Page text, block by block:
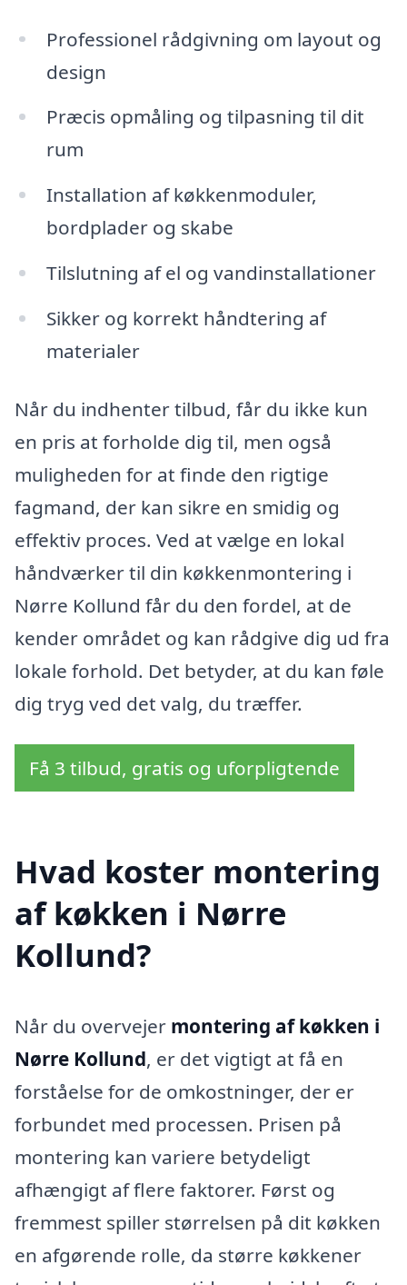
Professionel rådgivning om layout og
design
Præcis opmåling og tilpasning til dit
rum
Installation af køkkenmoduler,
bordplader og skabe
Tilslutning af el og vandinstallationer
Sikker og korrekt håndtering af
materialer
Når du indhenter tilbud, får du ikke kun
en pris at forholde dig til, men også
muligheden for at finde den rigtige
fagmand, der kan sikre en smidig og
effektiv proces. Ved at vælge en lokal
håndværker til din køkkenmontering i
Nørre Kollund får du den fordel, at de
kender området og kan rådgive dig ud fra
lokale forhold. Det betyder, at du kan føle
dig tryg ved det valg, du træffer.
Få 3 tilbud, gratis og uforpligtende
Hvad koster montering
af køkken i Nørre
Kollund?
Når du overvejer montering af køkken i
Nørre Kollund, er det vigtigt at få en
forståelse for de omkostninger, der er
forbundet med processen. Prisen på
montering kan variere betydeligt
afhængigt af flere faktorer. Først og
fremmest spiller størrelsen på dit køkken
en afgørende rolle, da større køkkener